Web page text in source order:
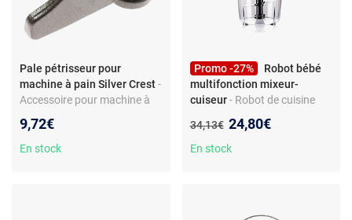
Pale pétrisseur pour
machine à pain Silver Crest-
Accessoire pour machine à
175A49, SBB 850A1 - Métal -
Gris foncé - Pièce d’origine
9,72€
En stock
Promo -27%
Robot bébé
multifonction mixeur-
cuiseur - Robot de cuisine
presse-agrumes - 300 W -
12?000 tr/min - double lame -
Ancien prix :
34,13€ Nouveau prix :
24,80€
En stock